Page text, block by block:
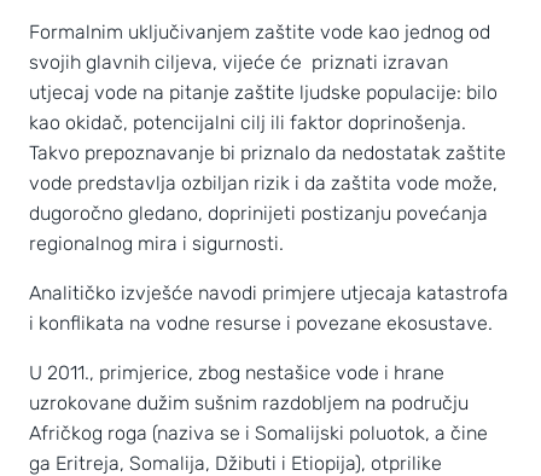
Formalnim uključivanjem zaštite vode kao jednog od
svojih glavnih ciljeva, vijeće će priznati izravan
utjecaj vode na pitanje zaštite ljudske populacije: bilo
kao okidač, potencijalni cilj ili faktor doprinošenja.
Takvo prepoznavanje bi priznalo da nedostatak zaštite
vode predstavlja ozbiljan rizik i da zaštita vode može,
dugoročno gledano, doprinijeti postizanju povećanja
regionalnog mira i sigurnosti.
Analitičko izvješće navodi primjere utjecaja katastrofa
i konflikata na vodne resurse i povezane ekosustave.
U 2011., primjerice, zbog nestašice vode i hrane
uzrokovane dužim sušnim razdobljem na području
Afričkog roga (naziva se i Somalijski poluotok, a čine
ga Eritreja, Somalija, Džibuti i Etiopija), otprilike